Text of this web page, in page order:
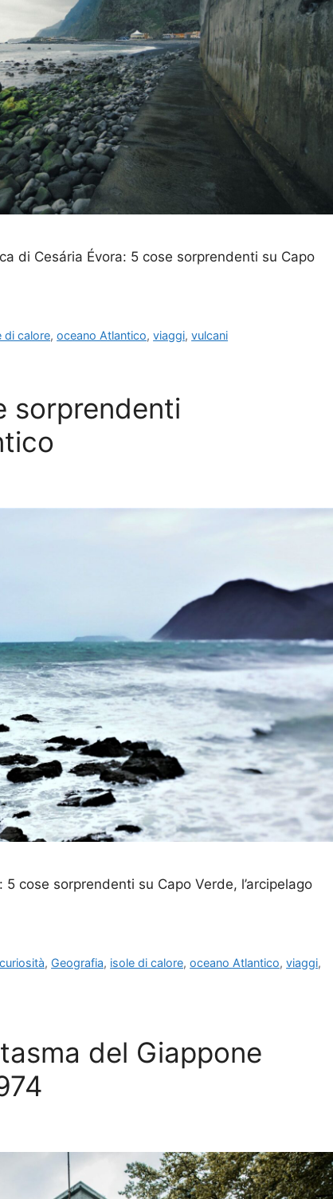
di Cesária Évora: 5 cose sorprendenti su Capo
di calore,oceano Atlantico,viaggi,vulcani
sorprendenti
cose sorprendenti su Capo Verde, l’arcipelago
curiosità, Geografia, isole di calore,oceano Atlantico,viaggi,
del Giappone